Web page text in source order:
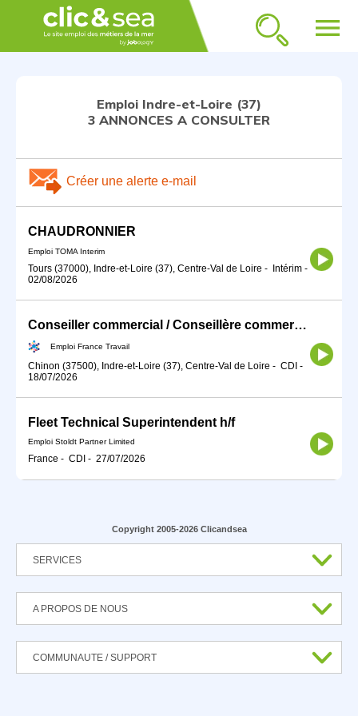
menu
Emploi Indre-et-Loire (37)
3 ANNONCES A CONSULTER
Créer une alerte e-mail
CHAUDRONNIER
Emploi TOMA Interim
Tours (37000), Indre-et-Loire (37), Centre-Val de Loire - Intérim -
02/08/2026
Conseiller commercial / Conseillère commerciale en véhicules ou b (H/F)
Emploi France Travail
Chinon (37500), Indre-et-Loire (37), Centre-Val de Loire - CDI -
18/07/2026
Fleet Technical Superintendent h/f
Emploi Stoldt Partner Limited
France - CDI - 27/07/2026
Copyright 2005-2026 Clicandsea
SERVICES
A PROPOS DE NOUS
COMMUNAUTE / SUPPORT